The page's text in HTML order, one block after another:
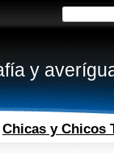
y
Chicas y Chicos